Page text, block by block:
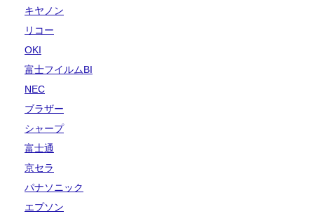
キヤノン
リコー
OKI
富士フイルムBI
NEC
ブラザー
シャープ
富士通
京セラ
パナソニック
エプソン